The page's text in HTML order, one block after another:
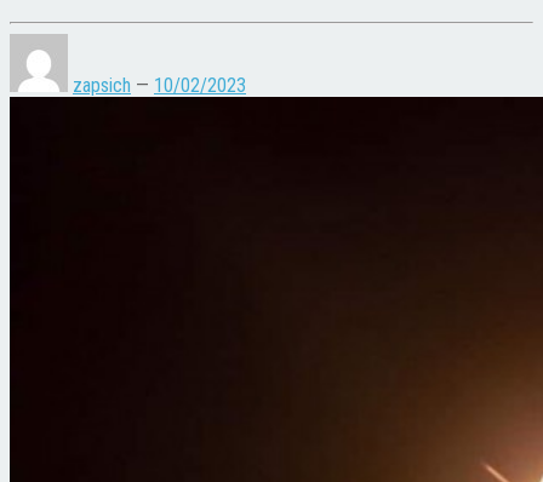
zapsich — 10/02/2023